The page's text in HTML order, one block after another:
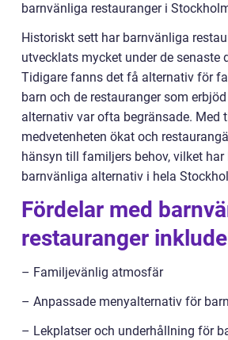
barnvänliga restauranger i
Historiskt sett har barnvänliga
utvecklats mycket under de senaste
Tidigare fanns det få alternativ för
barn och de restauranger som
alternativ var ofta begränsade. Med
medvetenheten ökat och
hänsyn till familjers behov, vilket
barnvänliga alternativ i hela
Fördelar med
restauranger
– Familjevänlig atmosfär
– Anpassade menyalternativ för barn
– Lekplatser och underhållning för